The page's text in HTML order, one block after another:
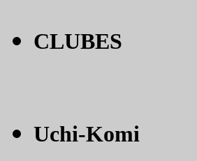
CLUBES
Uchi-Komi